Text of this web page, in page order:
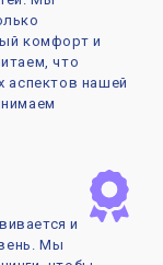
комфорт и
что
аспектов нашей
и
Мы